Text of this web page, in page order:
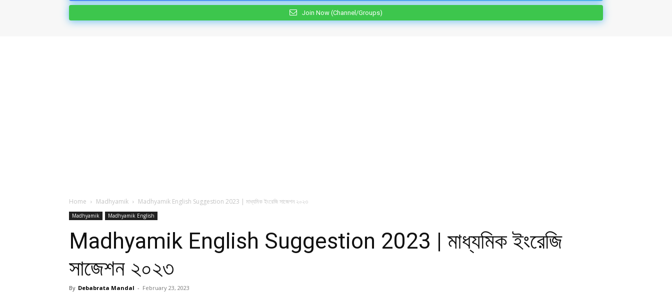
Join Now (Channel/Groups)
Home Madhyamik Madhyamik English Suggestion 2023 | মাধ্যমিক ইংরেজি সাজেশন ২০২৩
Madhyamik Madhyamik English
Madhyamik English Suggestion 2023 | মাধ্যমিক ইংরেজি
সাজেশন ২০২৩
By Debabrata Mandal - February 23, 2023